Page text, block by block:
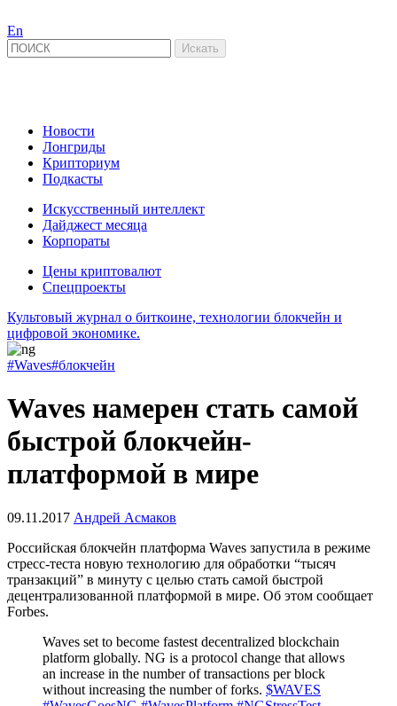
En
Новости
Лонгриды
Крипториум
Подкасты
Искусственный интеллект
Дайджест месяца
Корпораты
Цены криптовалют
Спецпроекты
Культовый журнал о биткоине, технологии блокчейн и
цифровой экономике.
#Waves#блокчейн
Waves намерен стать самой
быстрой блокчейн-
платформой в мире
09.11.2017 Андрей Асмаков
Российская блокчейн платформа Waves запустила в режиме
стресс-теста новую технологию для обработки “тысяч
транзакций” в минуту с целью стать самой быстрой
децентрализованной платформой в мире. Об этом сообщает
Forbes.
Waves set to become fastest decentralized blockchain
platform globally. NG is a protocol change that allows
an increase in the number of transactions per block
without increasing the number of forks. $WAVES